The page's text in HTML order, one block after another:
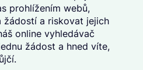
prohlížením webů,
žádostí a riskovat jejich
online vyhledávač
žádost a hned víte,